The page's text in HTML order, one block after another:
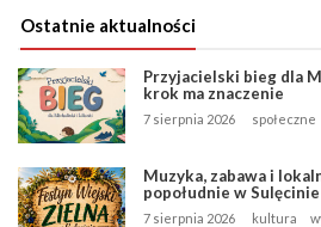
Ostatnie aktualności
Przyjacielski bieg dla
krok ma znaczenie
7 sierpnia 2026 społeczne
Muzyka, zabawa i
popołudnie w Sulęcinie
7 sierpnia 2026 kultura